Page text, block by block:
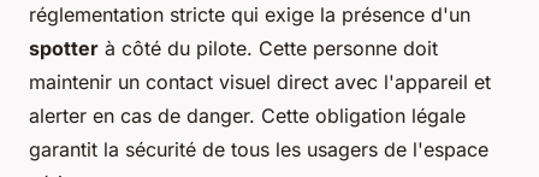
réglementation stricte qui exige la présence d'un
spotter à côté du pilote. Cette personne doit
maintenir un contact visuel direct avec l'appareil et
alerter en cas de danger. Cette obligation légale
garantit la sécurité de tous les usagers de l'espace